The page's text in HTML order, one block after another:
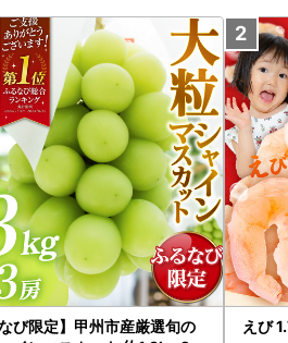
なび限定】甲州市産厳選旬の
えび